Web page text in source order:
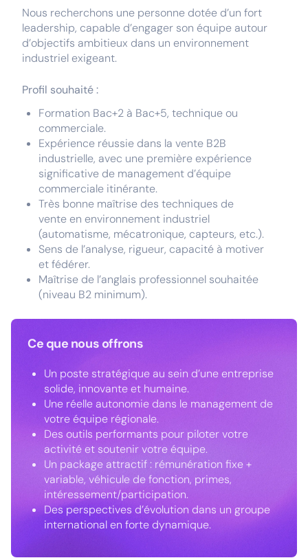
Nous recherchons une personne dotée d’un fort
leadership, capable d’engager son équipe autour
d’objectifs ambitieux dans un environnement
industriel exigeant.
Profil souhaité :
Formation Bac+2 à Bac+5, technique ou
commerciale.
Expérience réussie dans la vente B2B
industrielle, avec une première expérience
significative de management d’équipe
commerciale itinérante.
Très bonne maîtrise des techniques de
vente en environnement industriel
(automatisme, mécatronique, capteurs, etc.).
Sens de l’analyse, rigueur, capacité à motiver
et fédérer.
Maîtrise de l’anglais professionnel souhaitée
(niveau B2 minimum).
Ce que nous offrons
Un poste stratégique au sein d’une entreprise
solide, innovante et humaine.
Une réelle autonomie dans le management de
votre équipe régionale.
Des outils performants pour piloter votre
activité et soutenir votre équipe.
Un package attractif : rémunération fixe +
variable, véhicule de fonction, primes,
intéressement/participation.
Des perspectives d’évolution dans un groupe
international en forte dynamique.